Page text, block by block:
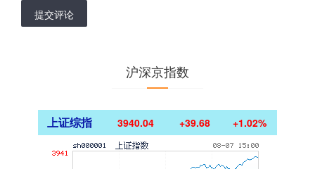
提交评论
沪深京指数
上证综指 3940.04 +39.68 +1.02%